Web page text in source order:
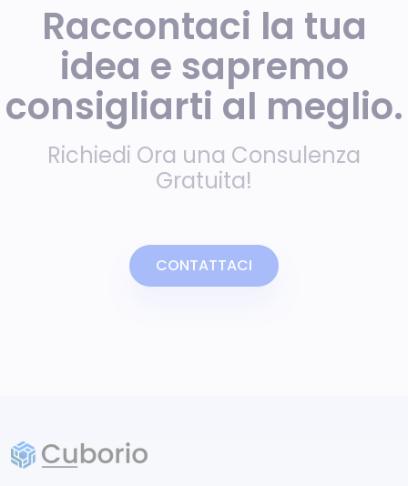
Raccontaci la tua
idea e sapremo
consigliarti al meglio.
Richiedi Ora una Consulenza
Gratuita!
CONTATTACI